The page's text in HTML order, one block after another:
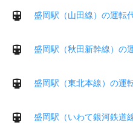
盛岡駅（山田線）の運転
盛岡駅（秋田新幹線）の
盛岡駅（東北本線）の運
盛岡駅（いわて銀河鉄道